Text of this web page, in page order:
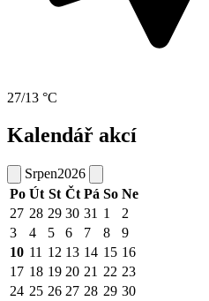
27/13 °C
Kalendář akcí
Srpen2026
Po Út St Čt Pá So Ne
27 28 29 30 31 1
2
3
4 5 6 7 8
9
10 11 12 13 14 15 16
17 18 19 20 21 22 23
24 25 26 27 28 29 30